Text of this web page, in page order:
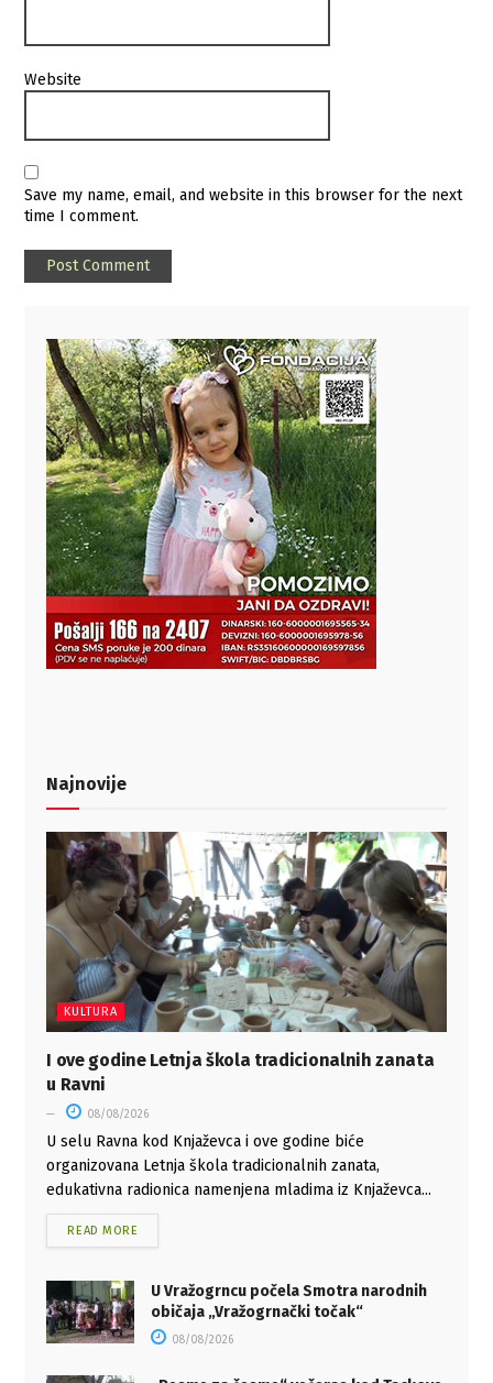
Website
Save my name, email, and website in this browser for the next
time I comment.
Najnovije
KULTURA
I ove godine Letnja škola tradicionalnih zanata
u Ravni
08/08/2026
U selu Ravna kod Knjaževca i ove godine biće
organizovana Letnja škola tradicionalnih zanata,
edukativna radionica namenjena mladima iz Knjaževca...
READ MORE
U Vražogrncu počela Smotra narodnih
običaja „Vražogrnački točak“
08/08/2026